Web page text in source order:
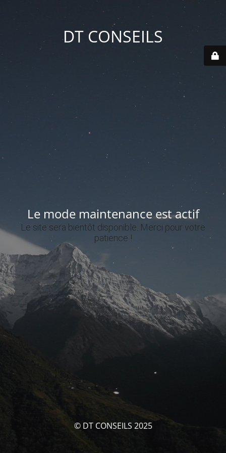
DT CONSEILS
Le mode maintenance est actif
Le site sera bientôt disponible. Merci pour votre
patience !
© DT CONSEILS 2025